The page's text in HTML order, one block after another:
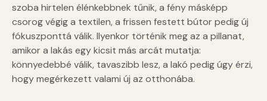
szoba hirtelen élénkebbnek tűnik, a fény másképp
csorog végig a textilen, a frissen festett bútor pedig új
fókuszponttá válik. Ilyenkor történik meg az a pillanat,
amikor a lakás egy kicsit más arcát mutatja:
könnyedebbé válik, tavaszibb lesz, a lakó pedig úgy érzi,
hogy megérkezett valami új az otthonába.